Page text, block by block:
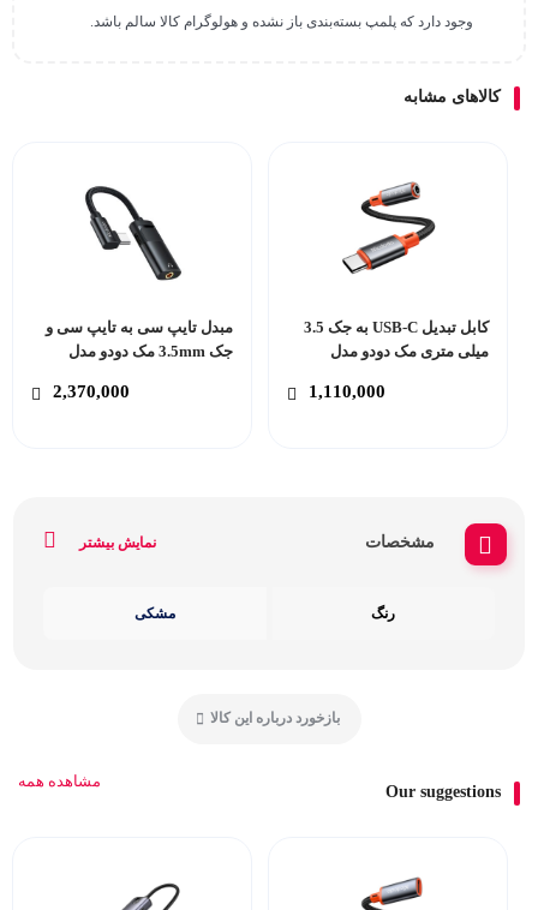
وجود دارد که پلمپ بسته‌بندی باز نشده و هولوگرام کالا سالم باشد.
کالاهای مشابه
کابل تبدیل USB-C به جک 3.5
میلی متری مک دودو مدل
1,110,000
مبدل تایپ سی به تایپ سی و
جک 3.5mm مک دودو مدل
2,370,000
مشخصات نمایش بیشتر
رنگ مشکی
بازخورد درباره این کالا
Our suggestions
مشاهده همه